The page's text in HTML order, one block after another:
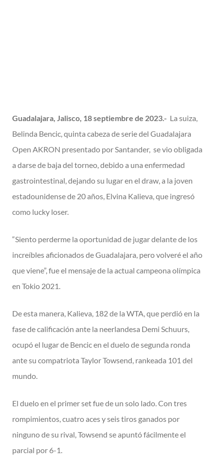
Guadalajara, Jalisco, 18 septiembre de 2023.- La suiza,
Belinda Bencic, quinta cabeza de serie del Guadalajara
Open AKRON presentado por Santander, se vio obligada
a darse de baja del torneo, debido a una enfermedad
gastrointestinal, dejando su lugar en el draw, a la joven
estadounidense de 20 años, Elvina Kalieva, que ingresó
como lucky loser.
“Siento perderme la oportunidad de jugar delante de los
increíbles aficionados de Guadalajara, pero volveré el año
que viene”, fue el mensaje de la actual campeona olímpica
en Tokio 2021.
De esta manera, Kalieva, 182 de la WTA, que perdió en la
fase de calificación ante la neerlandesa Demi Schuurs,
ocupó el lugar de Bencic en el duelo de segunda ronda
ante su compatriota Taylor Towsend, rankeada 101 del
mundo.
El duelo en el primer set fue de un solo lado. Con tres
rompimientos, cuatro aces y seis tiros ganados por
ninguno de su rival, Towsend se apuntó fácilmente el
parcial por 6-1.